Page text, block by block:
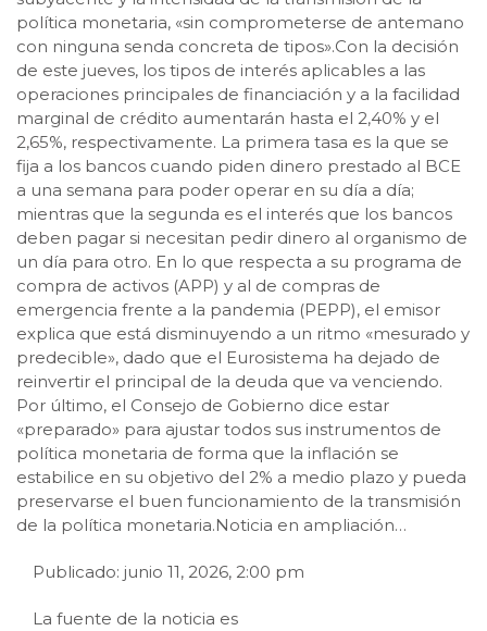
política monetaria, «sin comprometerse de antemano
con ninguna senda concreta de tipos».Con la decisión
de este jueves, los tipos de interés aplicables a las
operaciones principales de financiación y a la facilidad
marginal de crédito aumentarán hasta el 2,40% y el
2,65%, respectivamente. La primera tasa es la que se
fija a los bancos cuando piden dinero prestado al BCE
a una semana para poder operar en su día a día;
mientras que la segunda es el interés que los bancos
deben pagar si necesitan pedir dinero al organismo de
un día para otro. En lo que respecta a su programa de
compra de activos (APP) y al de compras de
emergencia frente a la pandemia (PEPP), el emisor
explica que está disminuyendo a un ritmo «mesurado y
predecible», dado que el Eurosistema ha dejado de
reinvertir el principal de la deuda que va venciendo.
Por último, el Consejo de Gobierno dice estar
«preparado» para ajustar todos sus instrumentos de
política monetaria de forma que la inflación se
estabilice en su objetivo del 2% a medio plazo y pueda
preservarse el buen funcionamiento de la transmisión
de la política monetaria.Noticia en ampliación…
Publicado: junio 11, 2026, 2:00 pm
La fuente de la noticia es